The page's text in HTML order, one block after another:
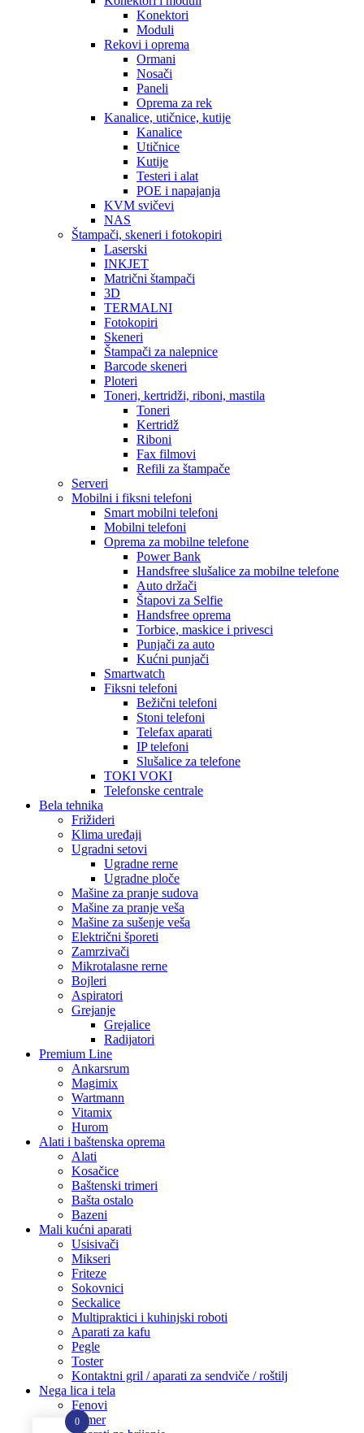
Konektori
Moduli
Rekovi i oprema
Ormani
Nosači
Paneli
Oprema za rek
Kanalice, utičnice, kutije
Kanalice
Utičnice
Kutije
Testeri i alat
POE i napajanja
KVM svičevi
NAS
Štampači, skeneri i fotokopiri
Laserski
INKJET
Matrični štampači
3D
TERMALNI
Fotokopiri
Skeneri
Štampači za nalepnice
Barcode skeneri
Ploteri
Toneri, kertridži, riboni, mastila
Toneri
Kertridž
Riboni
Fax filmovi
Refili za štampače
Serveri
Mobilni i fiksni telefoni
Smart mobilni telefoni
Mobilni telefoni
Oprema za mobilne telefone
Power Bank
Handsfree slušalice za mobilne telefone
Auto držači
Štapovi za Selfie
Handsfree oprema
Torbice, maskice i privesci
Punjači za auto
Kućni punjači
Smartwatch
Fiksni telefoni
Bežični telefoni
Stoni telefoni
Telefax aparati
IP telefoni
Slušalice za telefone
TOKI VOKI
Telefonske centrale
Bela tehnika
Frižideri
Klima uređaji
Ugradni setovi
Ugradne rerne
Ugradne ploče
Mašine za pranje sudova
Mašine za pranje veša
Mašine za sušenje veša
Električni šporeti
Zamrzivači
Mikrotalasne rerne
Bojleri
Aspiratori
Grejanje
Grejalice
Radijatori
Premium Line
Ankarsrum
Magimix
Wartmann
Vitamix
Hurom
Alati i baštenska oprema
Alati
Kosačice
Baštenski trimeri
Bašta ostalo
Bazeni
Mali kućni aparati
Usisivači
Mikseri
Friteze
Sokovnici
Seckalice
Multipraktici i kuhinjski roboti
Aparati za kafu
Pegle
Toster
Kontaktni gril / aparati za sendviče / roštilj
Nega lica i tela
Fenovi
Trimer
0